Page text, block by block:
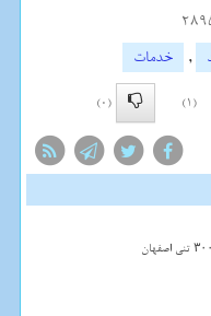
,
خدمات
(1)
(0)